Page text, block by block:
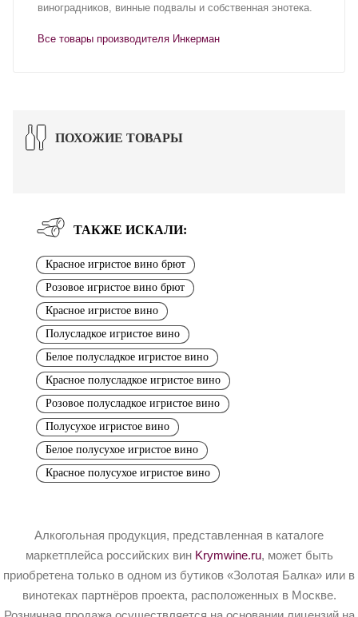
виноградников, винные подвалы и собственная энотека.
Все товары производителя Инкерман
ПОХОЖИЕ ТОВАРЫ
ТАКЖЕ ИСКАЛИ:
Красное игристое вино брют
Розовое игристое вино брют
Красное игристое вино
Полусладкое игристое вино
Белое полусладкое игристое вино
Красное полусладкое игристое вино
Розовое полусладкое игристое вино
Полусухое игристое вино
Белое полусухое игристое вино
Красное полусухое игристое вино
Алкогольная продукция, представленная в каталоге
маркетплейса российских вин Krymwine.ru, может быть
приобретена только в одном из бутиков «Золотая Балка» или в
винотеках партнёров проекта, расположенных в Москве.